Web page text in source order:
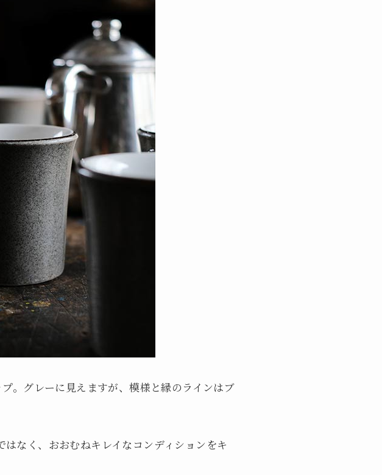
。グレーに見えますが、模様と縁のラインはブ
なく、おおむねキレイなコンディションをキ